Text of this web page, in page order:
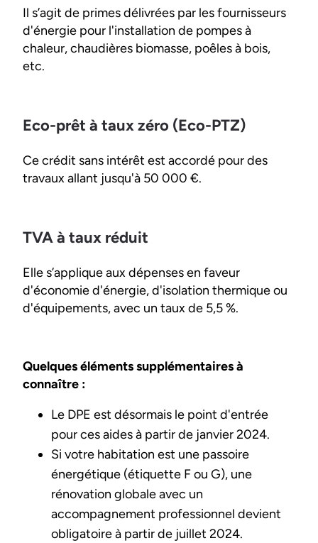
Il s’agit de primes délivrées par les fournisseurs
d'énergie pour l'installation de pompes à
chaleur, chaudières biomasse, poêles à bois,
etc.
Eco-prêt à taux zéro (Eco-PTZ)
Ce crédit sans intérêt est accordé pour des
travaux allant jusqu'à 50 000 €.
TVA à taux réduit
Elle s’applique aux dépenses en faveur
d'économie d'énergie, d'isolation thermique ou
d'équipements, avec un taux de 5,5 %.
Quelques éléments supplémentaires à
connaître :
Le DPE est désormais le point d'entrée
pour ces aides à partir de janvier 2024.
Si votre habitation est une passoire
énergétique (étiquette F ou G), une
rénovation globale avec un
accompagnement professionnel devient
obligatoire à partir de juillet 2024.